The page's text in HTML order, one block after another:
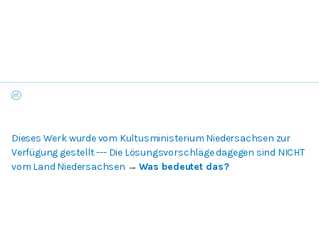
Dieses Werk wurde vom Kultusministerium Niedersachsen zur
Verfügung gestellt --- Die Lösungsvorschläge dagegen sind NICHT
vom Land Niedersachsen →Was bedeutet das?